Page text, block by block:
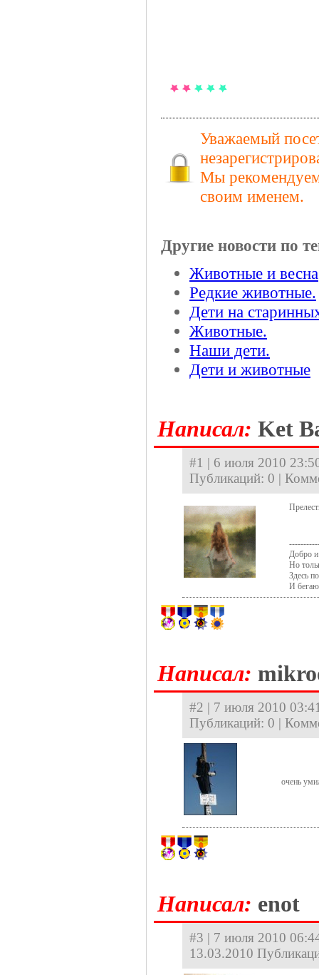
Уважаемый
Мы рекомендуем
своим именем.
Другие новости по
Животные и весна
Редкие животные.
Дети на
Животные.
Наши дети.
Дети и животные
Hаписал: Ket
#1 | 6 июля 2010
Публикаций: 0 |
Добро и
Но
Здесь
И
Hаписал:
#2 | 7 июля 2010
Публикаций: 0 |
очень
Hаписал: enot
#3 | 7 июля 2010
13.03.2010